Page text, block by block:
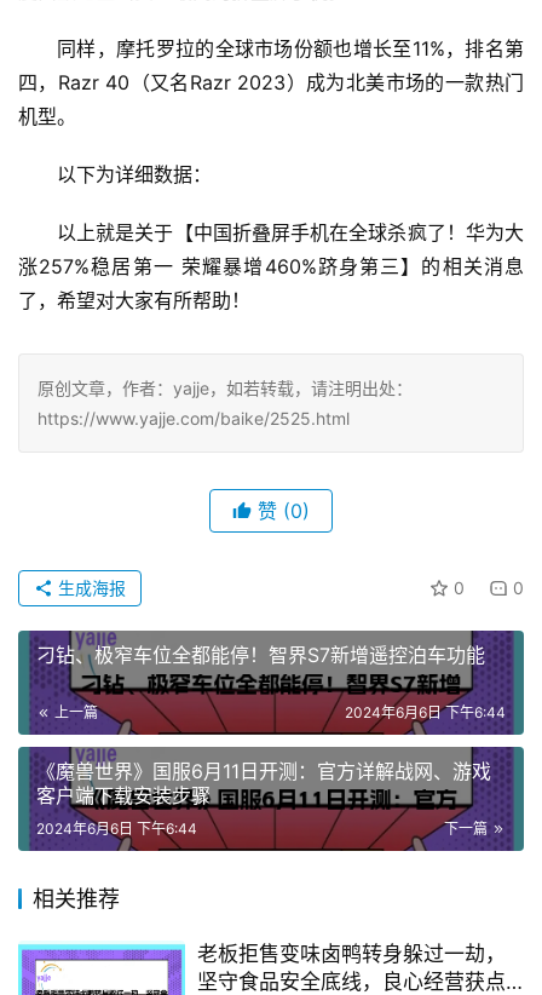
同样，摩托罗拉的全球市场份额也增长至11%，排名第
四，Razr 40（又名Razr 2023）成为北美市场的一款热门
机型。
以下为详细数据：
以上就是关于【中国折叠屏手机在全球杀疯了！华为大
涨257%稳居第一 荣耀暴增460%跻身第三】的相关消息
了，希望对大家有所帮助！
原创文章，作者：yajje，如若转载，请注明出处：
https://www.yajje.com/baike/2525.html
赞 (0)
0 0
生成海报
刁钻、极窄车位全都能停！智界S7新增遥控泊车功能
上一篇 2024年6月6日 下午6:44
《魔兽世界》国服6月11日开测：官方详解战网、游戏
客户端下载安装步骤
下一篇
2024年6月6日 下午6:44
相关推荐
老板拒售变味卤鸭转身躲过一劫，
坚守食品安全底线，良心经营获点